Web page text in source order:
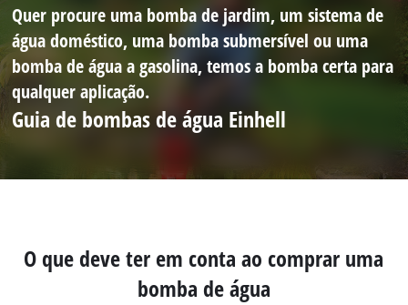
Quer procure uma bomba de jardim, um sistema de
água doméstico, uma bomba submersível ou uma
bomba de água a gasolina, temos a bomba certa para
qualquer aplicação.
Guia de bombas de água Einhell
O que deve ter em conta ao comprar uma
bomba de água